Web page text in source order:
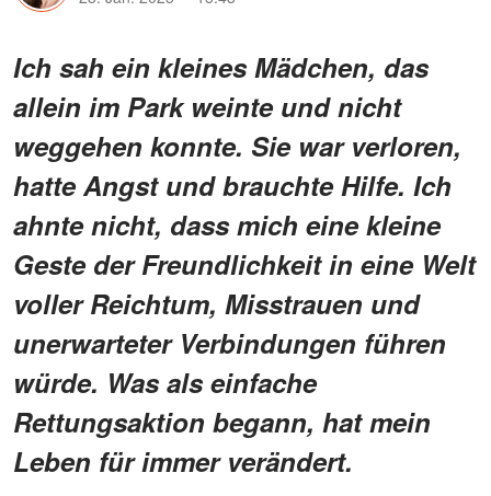
Ich sah ein kleines Mädchen, das
allein im Park weinte und nicht
weggehen konnte. Sie war verloren,
hatte Angst und brauchte Hilfe. Ich
ahnte nicht, dass mich eine kleine
Geste der Freundlichkeit in eine Welt
voller Reichtum, Misstrauen und
unerwarteter Verbindungen führen
würde. Was als einfache
Rettungsaktion begann, hat mein
Leben für immer verändert.